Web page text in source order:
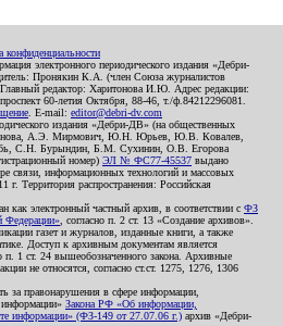
конфиденциальности
электронного периодического издания «Дебри-
Пронякин К.А. (член Союза журналистов
редактор: Харитонова И.Ю. Адрес редакции:
60-летия Октября, 88-46, т./ф.84212296081.
. E-mail: editor@debri-dv.com
издания «Дебри-ДВ» (на общественных
А.Э. Мирмович, Ю.Н. Юрьев, Ю.В. Ковалев,
С.Н. Бурындин, Б.М. Сухинин, О.В. Егорова
номер) ЭЛ № ФС77-45537 выдано
связи, информационных технологий и массовых
г. Территория распространения: Российская
электронный частный архив, в соответствии с ФЗ
Федерации» , согласно п. 2 ст. 13 «Создание архивов».
газет и журналов, изданные книги, а также
Доступ к архивным документам является
п. 1 ст. 24 вышеобозначенного закона. Архивные
не относятся, согласно ст.ст. 1275, 1276, 1306
за правонарушения в сфере информации,
Закона РФ «Об информации,
информации» (ФЗ-149 от 27.07.06 г.) архив «Дебри-